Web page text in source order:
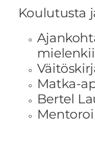
Koulutusta
Matka-
Bertel